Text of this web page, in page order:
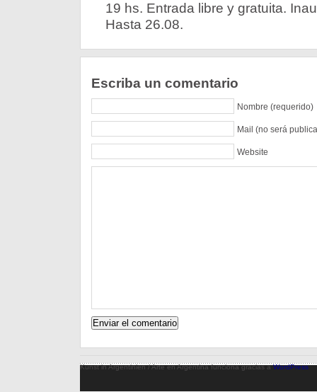
19 hs. Entrada libre y gratuita.
Hasta 26.08.
Escriba un comentario
Nombre (requerido)
Mail (no será
Website
Kunst in Argentinien / Arte en Argentina funciona gracias aWordPress